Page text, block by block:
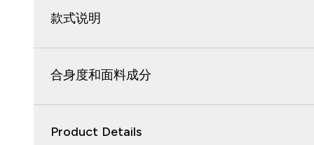
款式说明
合身度和面料成分
Product Details